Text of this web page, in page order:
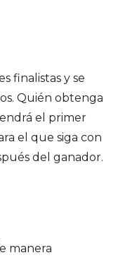
finalistas y se
Quién obtenga
el primer
el que siga con
del ganador.
manera